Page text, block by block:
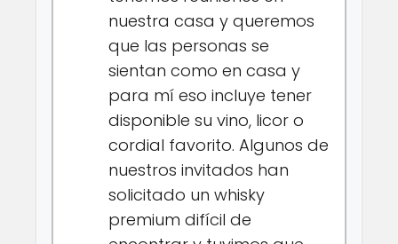
nuestra casa y queremos
que las personas se
sientan como en casa y
para mí eso incluye tener
disponible su vino, licor o
cordial favorito. Algunos de
nuestros invitados han
solicitado un whisky
premium difícil de